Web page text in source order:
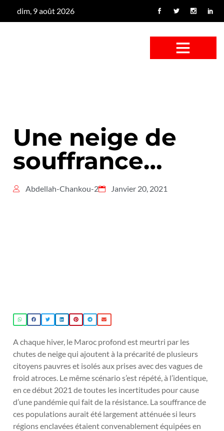
dim, 9 août 2026
Une neige de
souffrance…
Abdellah-Chankou-2 Janvier 20, 2021
A chaque hiver, le Maroc profond est meurtri par les
chutes de neige qui ajoutent à la précarité de plusieurs
citoyens pauvres et isolés aux prises avec des vagues de
froid atroces. Le même scénario s’est répété, à l’identique,
en ce début 2021 de toutes les incertitudes pour cause
d’une pandémie qui fait de la résistance. La souffrance de
ces populations aurait été largement atténuée si leurs
régions enclavées étaient convenablement équipées en